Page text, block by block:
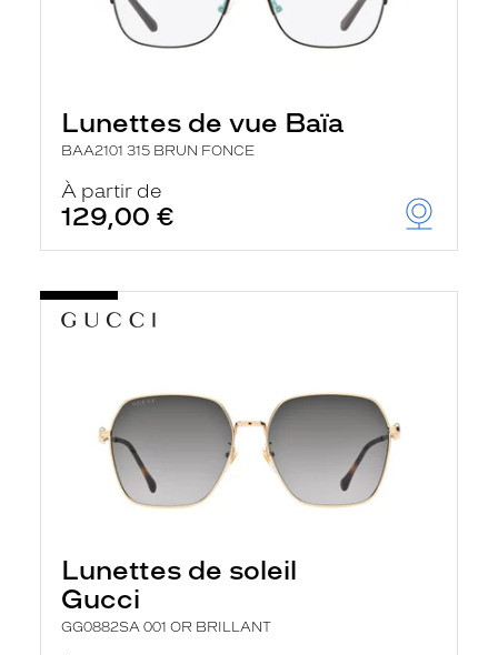
Lunettes de vue Baïa
BAA2101 315 BRUN FONCE
À partir de
129,00 €
Lunettes de soleil
Gucci
GG0882SA 001 OR BRILLANT